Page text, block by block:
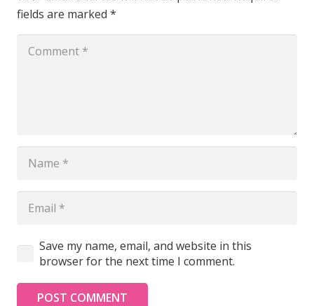
fields are marked *
Save my name, email, and website in this
browser for the next time I comment.
POST COMMENT